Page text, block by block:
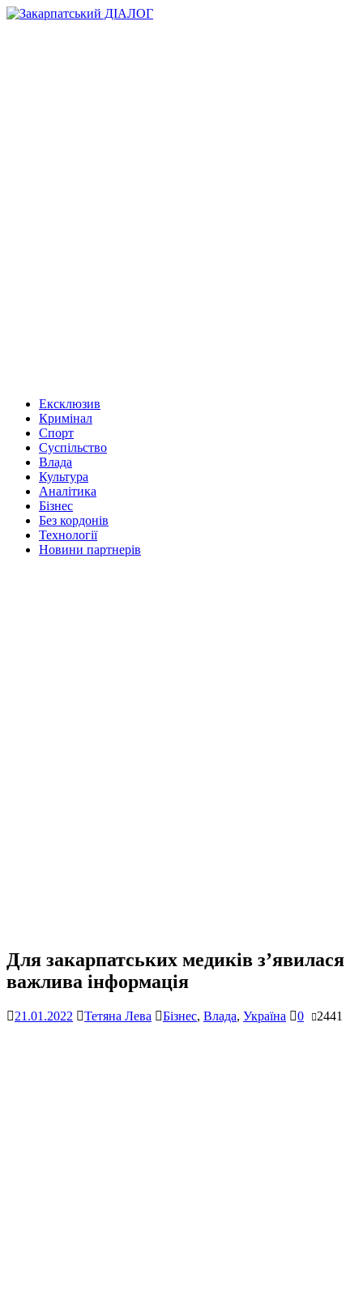
Ексклюзив
Кримінал
Спорт
Суспільство
Влада
Культура
Аналітика
Бізнес
Без кордонів
Технології
Новини партнерів
Для закарпатських медиків з’явилася
важлива інформація
21.01.2022 Тетяна Лева Бізнес, Влада, Україна 0 2441